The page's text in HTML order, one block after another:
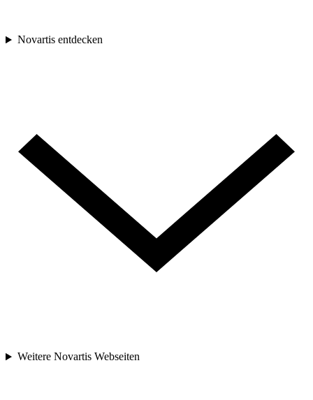
Novartis entdecken
Weitere Novartis Webseiten